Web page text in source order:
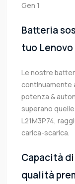
Gen 1
Batteria
tuo Lenovo
Le nostre
continuamente
potenza &
superano
L21M3P74,
carica-scarica.
Capacità
qualità